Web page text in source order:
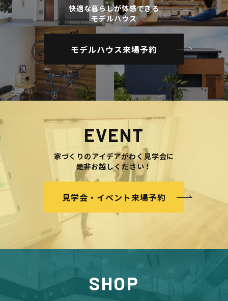
快適な暮らしが体感できる
モデルハウス
モデルハウス来場予約
EVENT
家づくりのアイデアがわく見学会に
是非お越しください！
見学会・イベント来場予約
SHOP